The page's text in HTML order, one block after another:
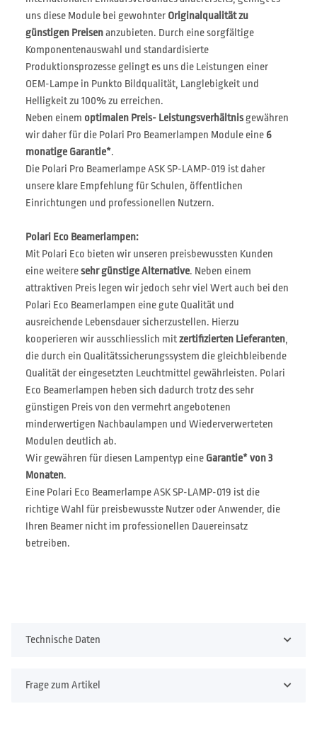
uns diese Module bei gewohnter Originalqualität zu
günstigen Preisenanzubieten. Durch eine sorgfältige
Komponentenauswahl und standardisierte
Produktionsprozesse gelingt es uns die Leistungen einer
OEM-Lampe in Punkto Bildqualität, Langlebigkeit und
Helligkeit zu 100% zu erreichen.
Neben einem optimalen Preis- Leistungsverhältnisgewähren
wir daher für die Polari Pro Beamerlampen Module eine 6
monatige Garantie*.
Die Polari Pro Beamerlampe ASK SP-LAMP-019 ist daher
unsere klare Empfehlung für Schulen, öffentlichen
Einrichtungen und professionellen Nutzern.
Polari Eco Beamerlampen:
Mit Polari Eco bieten wir unseren preisbewussten Kunden
eine weiteresehr günstige Alternative. Neben einem
attraktiven Preis legen wir jedoch sehr viel Wert auch bei den
Polari Eco Beamerlampen eine gute Qualität und
ausreichende Lebensdauer sicherzustellen. Hierzu
kooperieren wir ausschliesslich mitzertifizierten Lieferanten,
die durch ein Qualitätssicherungssystem die gleichbleibende
Qualität der eingesetzten Leuchtmittel gewährleisten. Polari
Eco Beamerlampen heben sich dadurch trotz des sehr
günstigen Preis von den vermehrt angebotenen
minderwertigen Nachbaulampen und Wiederverwerteten
Modulen deutlich ab.
Wir gewähren für diesen Lampentyp eine Garantie* von 3
Monaten.
Eine Polari Eco Beamerlampe ASK SP-LAMP-019 ist die
richtige Wahl für preisbewusste Nutzer oder Anwender, die
Ihren Beamer nicht im professionellen Dauereinsatz
betreiben.
Technische Daten
Frage zum Artikel